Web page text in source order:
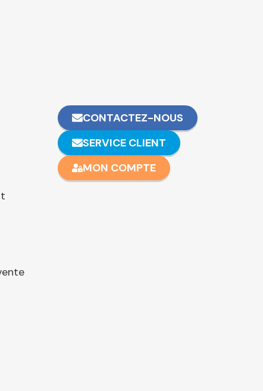
CONTACTEZ-NOUS
SERVICE CLIENT
MON COMPTE